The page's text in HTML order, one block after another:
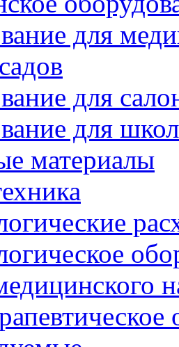
для
для
для
материалы